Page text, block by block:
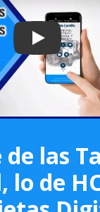
Play:
las
lo de